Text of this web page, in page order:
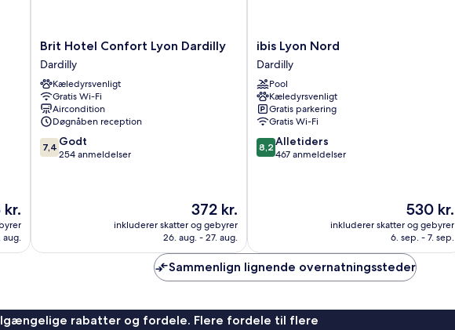
kr.
aug.
Brit
Hotel
Confort
Lyon
Dardilly
Dardilly
Brit Hotel Confort Lyon Dardilly
Dardilly
Kæledyrsvenligt
Gratis Wi-Fi
Aircondition
Døgnåben reception
7.4
ud
7,4 Godt
254 anmeldelser
Prisen
372 kr.
372 kr.
inkluderer skatter og gebyrer
26. aug. - 27. aug.
ibis
Lyon
Nord
Dardilly
ibis Lyon Nord
Dardilly
Pool
Kæledyrsvenligt
Gratis parkering
Gratis Wi-Fi
8.2
ud
8,2 Alletiders
467 anmeldelser
Prisen
530 kr.
530 kr.
inkluderer skatter og gebyrer
6. sep. - 7. sep.
Sammenlign lignende overnatningssteder
rabatter og fordele. Flere fordele til flere